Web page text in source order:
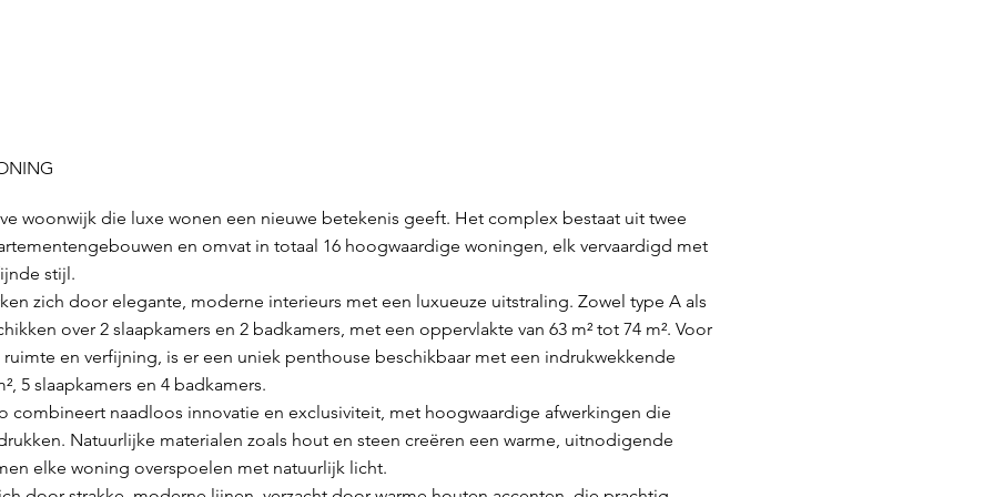
woonwijk die luxe wonen een nieuwe betekenis geeft. Het complex bestaat uit twee
en omvat in totaal 16 hoogwaardige woningen, elk vervaardigd met
stijl.
zich door elegante, moderne interieurs met een luxueuze uitstraling. Zowel type A als
over 2 slaapkamers en 2 badkamers, met een oppervlakte van 63 m² tot 74 m². Voor
en verfijning, is er een uniek penthouse beschikbaar met een indrukwekkende
5 slaapkamers en 4 badkamers.
combineert naadloos innovatie en exclusiviteit, met hoogwaardige afwerkingen die
Natuurlijke materialen zoals hout en steen creëren een warme, uitnodigende
elke woning overspoelen met natuurlijk licht.